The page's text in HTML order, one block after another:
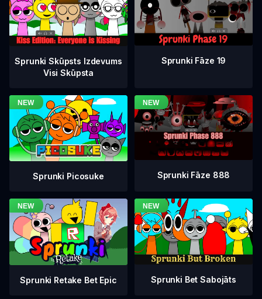
Sprunki Skūpsts Izdevums
Visi Skūpsta
Sprunki Fāze 19
Sprunki Picosuke Sprunki Fāze 888
Sprunki Retake Bet Epic Sprunki Bet Sabojāts